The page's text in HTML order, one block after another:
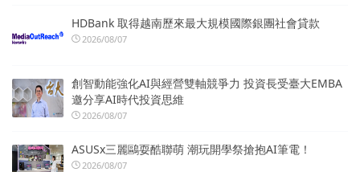
HDBank 取得越南歷來最大規模國際銀團社會貸款
2026/08/07
創智動能強化AI與經營雙軸競爭力 投資長受臺大EMBA
邀分享AI時代投資思維
2026/08/07
ASUSx三麗鷗耍酷聯萌 潮玩開學祭搶抱AI筆電！
2026/08/07